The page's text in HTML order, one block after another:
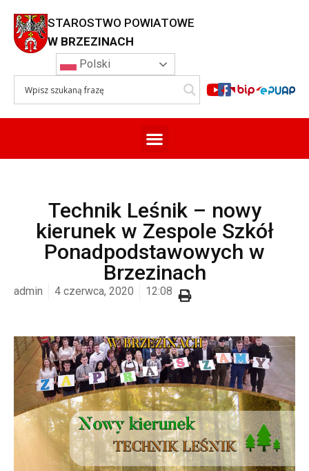
STAROSTWO POWIATOWE
W BRZEZINACH
Polski
Technik Leśnik – nowy
kierunek w Zespole Szkół
Ponadpodstawowych w
Brzezinach
admin 4 czerwca, 2020 12:08